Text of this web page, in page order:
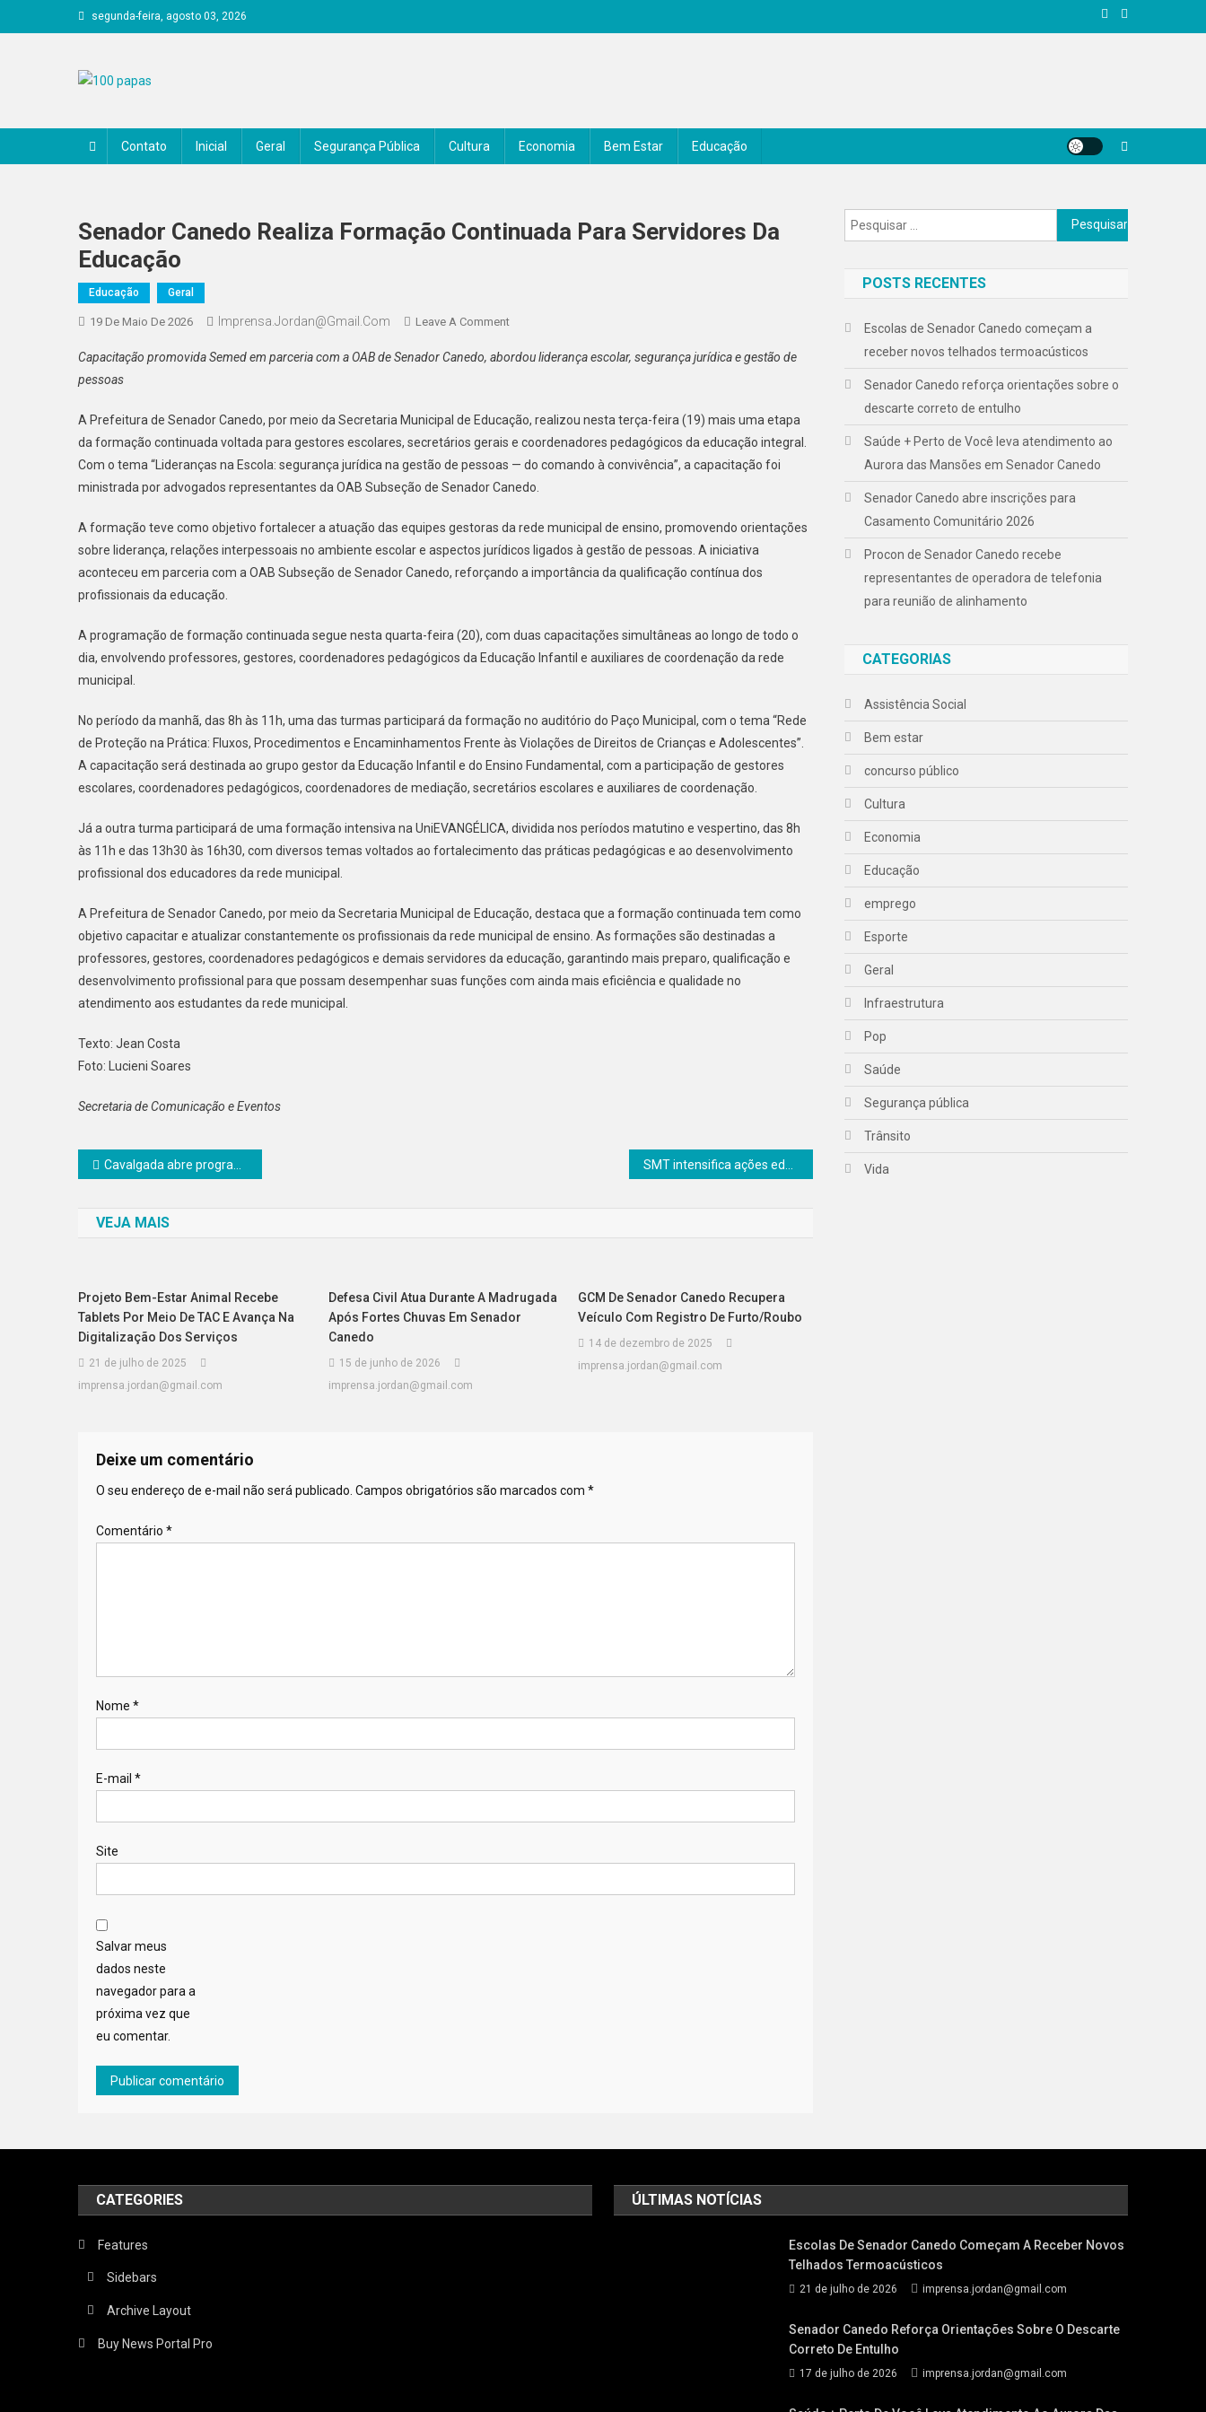
to
segunda-feira, agosto 03, 2026
Contato Inicial Geral Segurança Pública Cultura Economia Bem Estar Educação
Senador Canedo Realiza Formação Continuada Para Servidores Da
Educação
Educação Geral
19 De Maio De 2026 Imprensa.jordan@gmail.com Leave A CommentOn
Canedo
Continuada
Para
Servidores
Da
Capacitação promovida Semed em parceria com a OAB de Senador Canedo, abordou liderança escolar, segurança jurídica e gestão de
pessoas
A Prefeitura de Senador Canedo, por meio da Secretaria Municipal de Educação, realizou nesta terça-feira (19) mais uma etapa
da formação continuada voltada para gestores escolares, secretários gerais e coordenadores pedagógicos da educação integral.
Com o tema “Lideranças na Escola: segurança jurídica na gestão de pessoas — do comando à convivência”, a capacitação foi
ministrada por advogados representantes da OAB Subseção de Senador Canedo.
A formação teve como objetivo fortalecer a atuação das equipes gestoras da rede municipal de ensino, promovendo orientações
sobre liderança, relações interpessoais no ambiente escolar e aspectos jurídicos ligados à gestão de pessoas. A iniciativa
aconteceu em parceria com a OAB Subseção de Senador Canedo, reforçando a importância da qualificação contínua dos
profissionais da educação.
A programação de formação continuada segue nesta quarta-feira (20), com duas capacitações simultâneas ao longo de todo o
dia, envolvendo professores, gestores, coordenadores pedagógicos da Educação Infantil e auxiliares de coordenação da rede
municipal.
No período da manhã, das 8h às 11h, uma das turmas participará da formação no auditório do Paço Municipal, com o tema “Rede
de Proteção na Prática: Fluxos, Procedimentos e Encaminhamentos Frente às Violações de Direitos de Crianças e Adolescentes”.
A capacitação será destinada ao grupo gestor da Educação Infantil e do Ensino Fundamental, com a participação de gestores
escolares, coordenadores pedagógicos, coordenadores de mediação, secretários escolares e auxiliares de coordenação.
Já a outra turma participará de uma formação intensiva na UniEVANGÉLICA, dividida nos períodos matutino e vespertino, das 8h
às 11h e das 13h30 às 16h30, com diversos temas voltados ao fortalecimento das práticas pedagógicas e ao desenvolvimento
profissional dos educadores da rede municipal.
A Prefeitura de Senador Canedo, por meio da Secretaria Municipal de Educação, destaca que a formação continuada tem como
objetivo capacitar e atualizar constantemente os profissionais da rede municipal de ensino. As formações são destinadas a
professores, gestores, coordenadores pedagógicos e demais servidores da educação, garantindo mais preparo, qualificação e
desenvolvimento profissional para que possam desempenhar suas funções com ainda mais eficiência e qualidade no
atendimento aos estudantes da rede municipal.
Texto: Jean Costa
Foto: Lucieni Soares
Secretaria de Comunicação e Eventos
Navegação
Post
Cavalgada abre programação de aniversário de Senador Canedo
VEJA MAIS
Projeto Bem-Estar Animal Recebe
Tablets Por Meio De TAC E Avança Na
Digitalização Dos Serviços
21 de julho de 2025
imprensa.jordan@gmail.com
Defesa Civil Atua Durante A Madrugada
Após Fortes Chuvas Em Senador
Canedo
15 de junho de 2026
imprensa.jordan@gmail.com
GCM De Senador Canedo Recupera
Veículo Com Registro De Furto/roubo
14 de dezembro de 2025
imprensa.jordan@gmail.com
Deixe um comentário
O seu endereço de e-mail não será publicado. Campos obrigatórios são marcados com *
Comentário *
Nome *
E-mail *
Site
Salvar meus
dados neste
navegador para a
próxima vez que
eu comentar.
Pesquisar
por:
POSTS RECENTES
Escolas de Senador Canedo começam a
receber novos telhados termoacústicos
Senador Canedo reforça orientações sobre o
descarte correto de entulho
Saúde + Perto de Você leva atendimento ao
Aurora das Mansões em Senador Canedo
Senador Canedo abre inscrições para
Casamento Comunitário 2026
Procon de Senador Canedo recebe
representantes de operadora de telefonia
para reunião de alinhamento
CATEGORIAS
Assistência Social
Bem estar
concurso público
Cultura
Economia
Educação
emprego
Esporte
Geral
Infraestrutura
Pop
Saúde
Segurança pública
Trânsito
Vida
CATEGORIES
Features
Sidebars
Archive Layout
Buy News Portal Pro
ÚLTIMAS NOTÍCIAS
Escolas De Senador Canedo Começam A Receber Novos
Telhados Termoacústicos
21 de julho de 2026 imprensa.jordan@gmail.com
Senador Canedo Reforça Orientações Sobre O Descarte
Correto De Entulho
17 de julho de 2026 imprensa.jordan@gmail.com